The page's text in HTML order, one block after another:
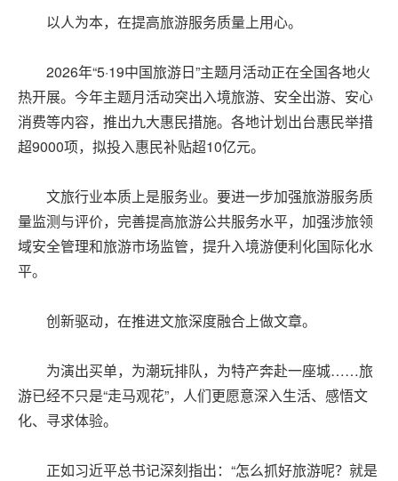
以人为本，在提高旅游服务质量上用心。
2026年“5·19中国旅游日”主题月活动正在全国各地火
热开展。今年主题月活动突出入境旅游、安全出游、安心
消费等内容，推出九大惠民措施。各地计划出台惠民举措
超9000项，拟投入惠民补贴超10亿元。
文旅行业本质上是服务业。要进一步加强旅游服务质
量监测与评价，完善提高旅游公共服务水平，加强涉旅领
域安全管理和旅游市场监管，提升入境游便利化国际化水
平。
创新驱动，在推进文旅深度融合上做文章。
为演出买单，为潮玩排队，为特产奔赴一座城……旅
游已经不只是“走马观花”，人们更愿意深入生活、感悟文
化、寻求体验。
正如习近平总书记深刻指出：“怎么抓好旅游呢？就是